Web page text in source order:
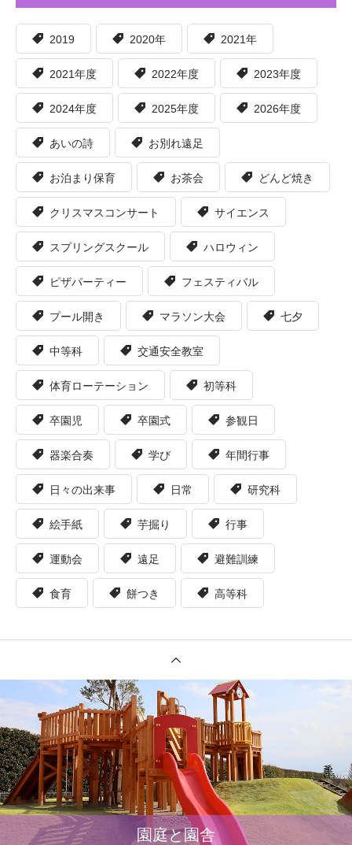
2019 2020年 2021年
2021年度 2022年度 2023年度
2024年度 2025年度 2026年度
あいの詩 お別れ遠足
お泊まり保育 お茶会 どんど焼き
クリスマスコンサート サイエンス
スプリングスクール ハロウィン
ピザパーティー フェスティバル
プール開き マラソン大会 七夕
中等科 交通安全教室
体育ローテーション 初等科
卒園児 卒園式 参観日
器楽合奏 学び 年間行事
日々の出来事 日常 研究科
絵手紙 芋掘り 行事
運動会 遠足 避難訓練
食育 餅つき 高等科
園庭と園舎